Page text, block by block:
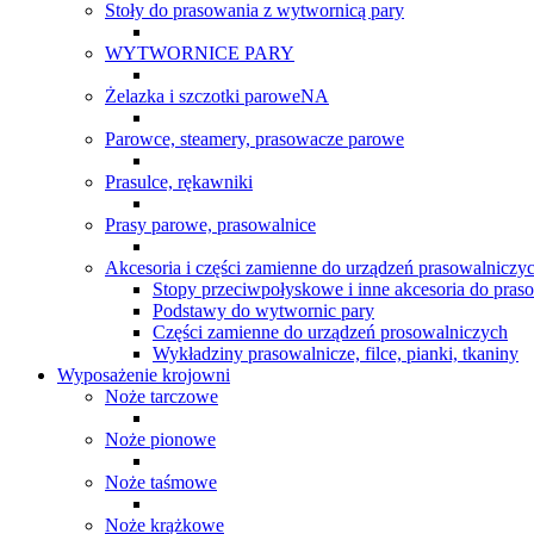
Stoły do prasowania z wytwornicą pary
WYTWORNICE PARY
Żelazka i szczotki paroweNA
Parowce, steamery, prasowacze parowe
Prasulce, rękawniki
Prasy parowe, prasowalnice
Akcesoria i części zamienne do urządzeń
Stopy przeciwpołyskowe i inne akcesoria do
Podstawy do wytwornic pary
Części zamienne do urządzeń prosowalniczych
Wykładziny prasowalnicze, filce, pianki, tkaniny
Wyposażenie krojowni
Noże tarczowe
Noże pionowe
Noże taśmowe
Noże krążkowe